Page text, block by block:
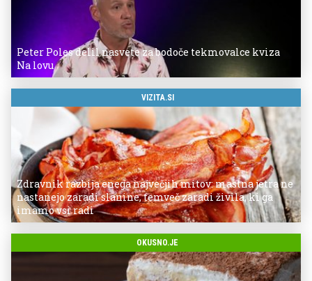
Peter Poles delil nasvete za bodoče tekmovalce kviza
Na lovu
VIZITA.SI
Zdravnik razbija enega največjih mitov: mastna jetra ne
nastanejo zaradi slanine, temveč zaradi živila, ki ga
imamo vsi radi
OKUSNO.JE